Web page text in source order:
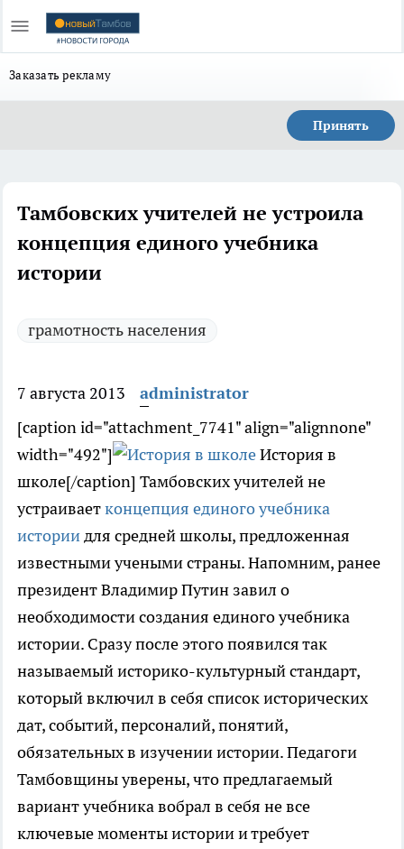
Заказать рекламу
Принять
Тамбовских учителей не устроила
концепция единого учебника
истории
грамотность населения
7 августа 2013
administrator
[caption id="attachment_7741" align="alignnone"
width="492"]
История в
школе[/caption] Тамбовских учителей не
устраиваетконцепция единого учебника
историидля средней школы, предложенная
известными учеными страны. Напомним, ранее
президент Владимир Путин завил о
необходимости создания единого учебника
истории. Сразу после этого появился так
называемый историко-культурный стандарт,
который включил в себя список исторических
дат, событий, персоналий, понятий,
обязательных в изучении истории. Педагоги
Тамбовщины уверены, что предлагаемый
вариант учебника вобрал в себя не все
ключевые моменты истории и требует